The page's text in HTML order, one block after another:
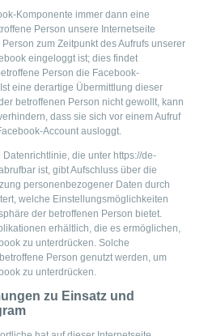
Komponente immer dann eine
Person unsere Internetseite
zum Zeitpunkt des Aufrufs unserer
eingeloggt ist; dies findet
Person die Facebook-
eine derartige Übermittlung dieser
betroffenen Person nicht gewollt, kann
dass sie sich vor einem Aufruf
Account ausloggt.
die unter https://de-
ist, gibt Aufschluss über die
personenbezogener Daten durch
welche Einstellungsmöglichkeiten
der betroffenen Person bietet.
erhältlich, die es ermöglichen,
zu unterdrücken. Solche
Person genutzt werden, um
zu unterdrücken.
zu Einsatz und